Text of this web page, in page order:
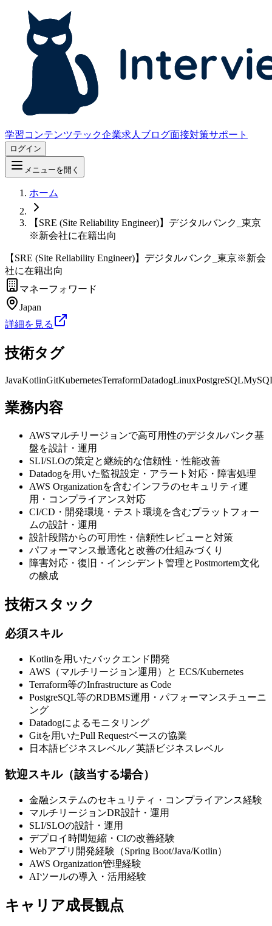
学習コンテンツテック企業求人 ブログ面接対策サポート
ログイン
メニューを開く
ホーム
【SRE (Site Reliability Engineer)】デジタルバンク_東京
※新会社に在籍出向
【SRE (Site Reliability Engineer)】デジタルバンク_東京※新会
社に在籍出向
マネーフォワード
Japan
詳細を見る
技術タグ
JavaKotlinGitKubernetesTerraformDatadogLinuxPostgreSQL
業務内容
AWSマルチリージョンで高可用性のデジタルバンク基
盤を設計・運用
SLI/SLOの策定と継続的な信頼性・性能改善
Datadogを用いた監視設定・アラート対応・障害処理
AWS Organizationを含むインフラのセキュリティ運
用・コンプライアンス対応
CI/CD・開発環境・テスト環境を含むプラットフォー
ムの設計・運用
設計段階からの可用性・信頼性レビューと対策
パフォーマンス最適化と改善の仕組みづくり
障害対応・復旧・インシデント管理とPostmortem文化
の醸成
技術スタック
必須スキル
Kotlinを用いたバックエンド開発
AWS（マルチリージョン運用）と ECS/Kubernetes
Terraform等のInfrastructure as Code
PostgreSQL等のRDBMS運用・パフォーマンスチューニ
ング
Datadogによるモニタリング
Gitを用いたPull Requestベースの協業
日本語ビジネスレベル／英語ビジネスレベル
歓迎スキル（該当する場合）
金融システムのセキュリティ・コンプライアンス経験
マルチリージョンDR設計・運用
SLI/SLOの設計・運用
デプロイ時間短縮・CIの改善経験
Webアプリ開発経験（Spring Boot/Java/Kotlin）
AWS Organization管理経験
AIツールの導入・活用経験
キャリア成長観点